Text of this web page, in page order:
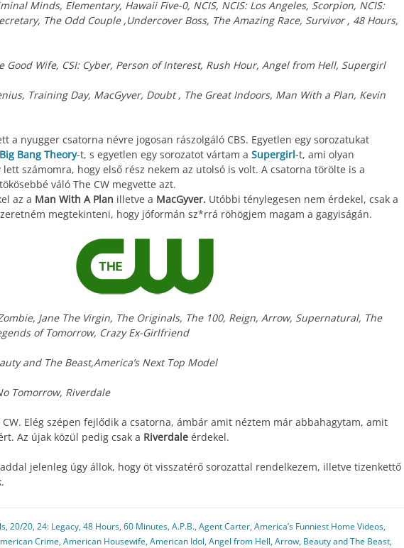
Minds, Elementary, Hawaii Five-0, NCIS, NCIS: Los Angeles, Scorpion, NCIS:
The Odd Couple ,Undercover Boss, The Amazing Race, Survivor , 48 Hours,
Good Wife, CSI: Cyber, Person of Interest, Rush Hour, Angel from Hell, Supergirl
Training Day, MacGyver, Doubt , The Great Indoors, Man With a Plan, Kevin
a nyugger csatorna névre jogosan rászolgáló CBS. Egyetlen egy sorozatukat
Bang Theory-t, s egyetlen egy sorozatot vártam a Supergirl-t, ami olyan
számomra, hogy első rész nekem az utolsó is volt. A csatorna törölte is a
váló The CW megvette azt.
az a Man With A Plan illetve a MacGyver. Utóbbi ténylegesen nem érdekel, csak a
megtekinteni, hogy jóformán sz*rrá röhögjem magam a gagyiságán.
Jane The Virgin, The Originals, The 100, Reign, Arrow, Supernatural, The
of Tomorrow, Crazy Ex-Girlfriend
and The Beast,America’s Next Top Model
Tomorrow, Riverdale
Elég szépen fejlődik a csatorna, ámbár amit néztem már abbahagytam, amit
Az újak közül pedig csak a Riverdale érdekel.
jelenleg úgy állok, hogy öt visszatérő sorozattal rendelkezem, illetve tizenkettő
,20/20,24: Legacy,48 Hours,60 Minutes,A.P.B.,Agent Carter,America’s Funniest Home Videos,
Crime,American Housewife,American Idol,Angel from Hell,Arrow, Beauty and The Beast,